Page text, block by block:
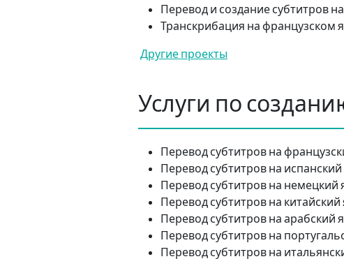
Перевод и создание субтитров
Транскрибация на французском
Другие проекты
Услуги по
Перевод субтитров на
Перевод субтитров на
Перевод субтитров на немецкий
Перевод субтитров на китайский
Перевод субтитров на арабский
Перевод субтитров на
Перевод субтитров на